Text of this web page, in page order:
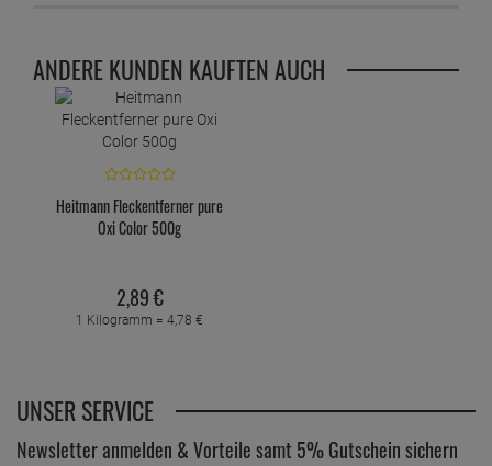
ANDERE KUNDEN KAUFTEN AUCH
Heitmann Fleckentferner pure
Oxi Color 500g
2,89€
1 Kilogramm = 4,78 €
UNSER SERVICE
Newsletter anmelden & Vorteile samt 5% Gutschein sichern